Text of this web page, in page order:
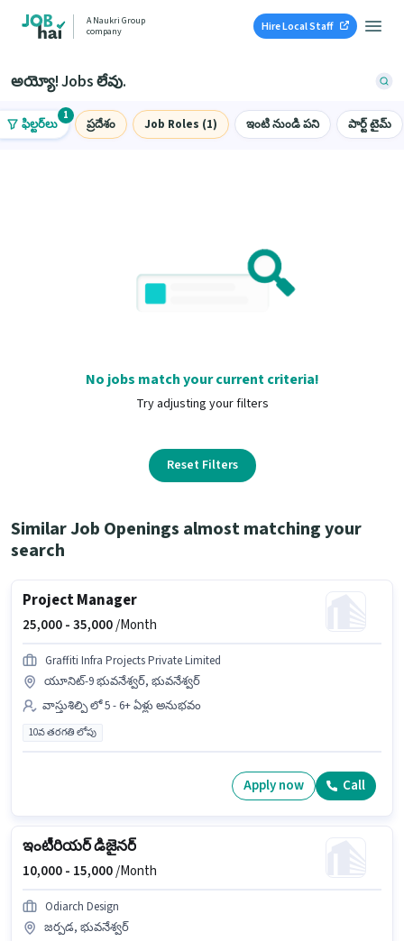
A Naukri Group
company
Hire Local Staff
అయ్యో! Jobs లేవు.
ఫిల్టర్‌లు
1
ప్రదేశం Job Roles (1) ఇంటి నుండి పని పార్ట్ టైమ్
No jobs match your current criteria!
Try adjusting your filters
Reset Filters
Similar Job Openings almost matching your
search
Project Manager
25,000 -35,000/Month
Graffiti Infra Projects Private Limited
యూనిట్-9 భువనేశ్వర్, భువనేశ్వర్
వాస్తుశిల్పి లో 5 - 6+ ఏళ్లు అనుభవం
10వ తరగతి లోపు
Apply now Call
ఇంటీరియర్ డిజైనర్
10,000 - 15,000/Month
Odiarch Design
జర్పడ, భువనేశ్వర్